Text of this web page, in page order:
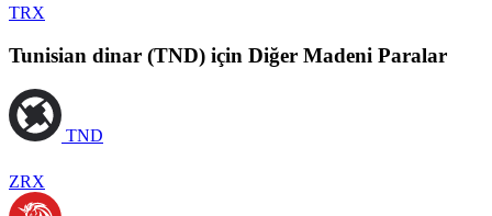
TRX
Tunisian dinar (TND) için Diğer Madeni Paralar
TND
ZRX